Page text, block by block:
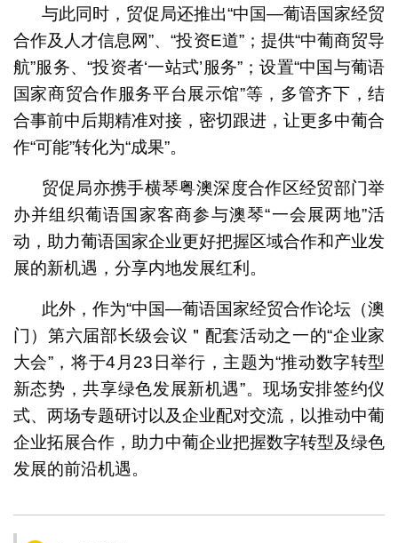
与此同时，贸促局还推出“中国—葡语国家经贸
合作及人才信息网”、“投资E道”；提供“中葡商贸导
航”服务、“投资者‘一站式’服务”；设置“中国与葡语
国家商贸合作服务平台展示馆”等，多管齐下，结
合事前中后期精准对接，密切跟进，让更多中葡合
作“可能”转化为“成果”。
贸促局亦携手横琴粤澳深度合作区经贸部门举
办并组织葡语国家客商参与澳琴“一会展两地”活
动，助力葡语国家企业更好把握区域合作和产业发
展的新机遇，分享内地发展红利。
此外，作为“中国—葡语国家经贸合作论坛（澳
门）第六届部长级会议＂配套活动之一的“企业家
大会”，将于4月23日举行，主题为“推动数字转型
新态势，共享绿色发展新机遇”。现场安排签约仪
式、两场专题研讨以及企业配对交流，以推动中葡
企业拓展合作，助力中葡企业把握数字转型及绿色
发展的前沿机遇。